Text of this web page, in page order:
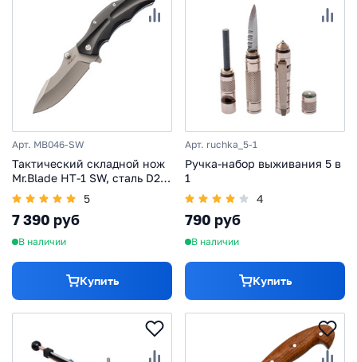
Арт. MB046-SW
Тактический складной нож
Mr.Blade HT-1 SW, сталь D2,
рукоять G10
5
7 390 руб
В наличии
Купить
Арт. ruchka_5-1
Ручка-набор выживания 5 в
1
4
790 руб
В наличии
Купить